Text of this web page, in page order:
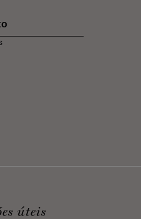
úteis